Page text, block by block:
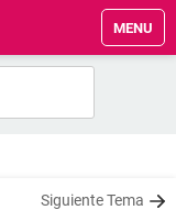
MENU
Siguiente Tema